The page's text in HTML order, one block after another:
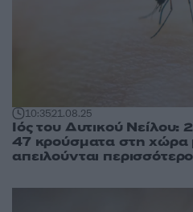
10:3521.08.25
Ιός του Δυτικού Νείλου:
47 κρούσματα στη χώρα
απειλούνται περισσότερο